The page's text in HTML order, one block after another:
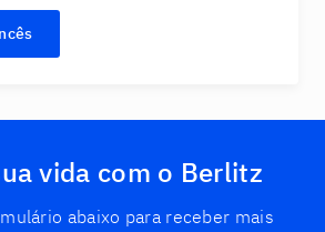
vida com o Berlitz
abaixo para receber mais